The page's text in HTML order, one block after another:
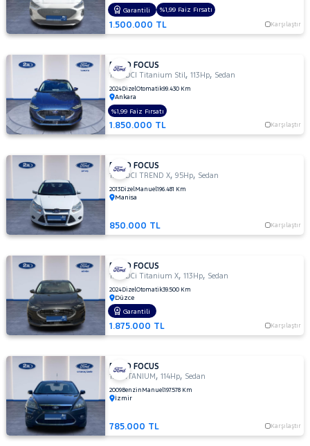
POWERSHIFT
1.5 TDCI
Stil
TDCI
TREND
X
1.5 TDCi
1.5 TDCi
PWS
MCA 120
BG 1499
CC
1.5 TDCi
Titanium
1.5 TI-VCT
TITANIUM
OTOMATIK
1.5 TI-
VCT
TREND
1.5
TREND-
X
1.6
AMBIENTE
1.500.000 TL Karşılaştır
Garantili %1,99 Faiz Fırsatı
FORD FOCUS
1.5 TDCI Titanium Stil,113Hp, Sedan
2024DizelOtomatik99.430 Km
Ankara
1.850.000 TL Karşılaştır
%1,99 Faiz Fırsatı
FORD FOCUS
1.6 TDCI TREND X,95Hp, Sedan
2013DizelManuel196.481 Km
Manisa
850.000 TL Karşılaştır
FORD FOCUS
1.5 TDCi Titanium X,113Hp, Sedan
2024DizelOtomatik39.500 Km
Düzce
1.875.000 TL Karşılaştır
Garantili
FORD FOCUS
1.6 TITANIUM ,114Hp, Sedan
2009Benzin Manuel197.578 Km
İzmir
785.000 TL Karşılaştır